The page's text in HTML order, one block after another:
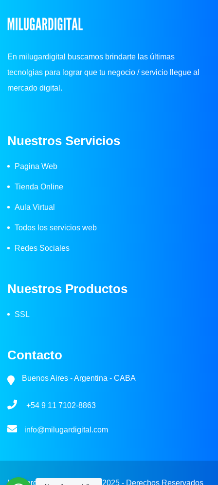
En milugardigital buscamos brindarte las últimas
tecnolgias para lograr que tu negocio / servicio llegue al
mercado digital.
Nuestros Servicios
Pagina Web
Tienda Online
Aula Virtual
Todos los servicios web
Redes Sociales
Nuestros Productos
SSL
Contacto
Buenos Aires - Argentina - CABA
+54 9 11 7102-8863
info@milugardigital.com
Milugardigital.com © 2018- 2025 - Derechos Reservados